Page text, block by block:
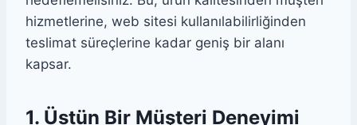
hizmetlerine, web sitesi kullanılabilirliğinden
teslimat süreçlerine kadar geniş bir alanı
kapsar.
1. Üstün Bir Müşteri Deneyimi